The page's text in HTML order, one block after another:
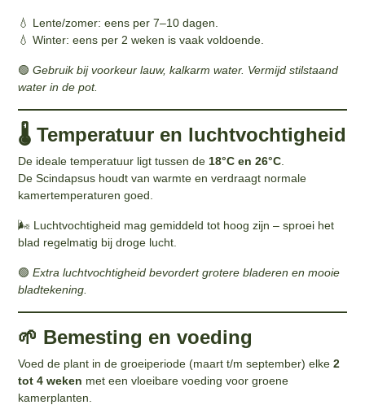
💧 Lente/zomer: eens per 7–10 dagen.
💧 Winter: eens per 2 weken is vaak voldoende.
🟢Gebruik bij voorkeur lauw, kalkarm water. Vermijd stilstaand
water in de pot.
🌡️ Temperatuur en luchtvochtigheid
De ideale temperatuur ligt tussen de 18°C en 26°C
De Scindapsus houdt van warmte en verdraagt normale
kamertemperaturen goed.
🌬️ Luchtvochtigheid mag gemiddeld tot hoog zijn – sproei het
blad regelmatig bij droge lucht.
🟢Extra luchtvochtigheid bevordert grotere bladeren en mooie
bladtekening.
🌱 Bemesting en voeding
Voed de plant in de groeiperiode (maart t/m september) elke2
tot 4 weken met een vloeibare voeding voor groene
kamerplanten.